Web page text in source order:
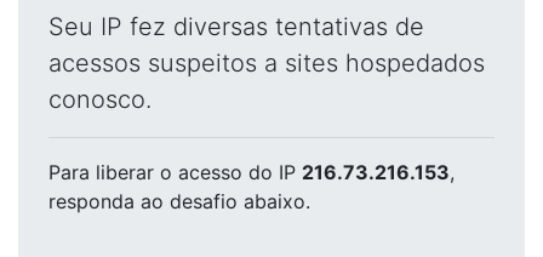
Seu IP fez diversas tentativas de
acessos suspeitos a sites hospedados
conosco.
Para liberar o acesso do IP 216.73.216.153,
responda ao desafio abaixo.